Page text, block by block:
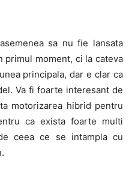
sa nu fie lansata
moment, ci la cateva
principala, dar e clar ca
Va fi foarte interesant de
motorizarea hibrid pentru
ca exista foarte multi
ceea ce se intampla cu